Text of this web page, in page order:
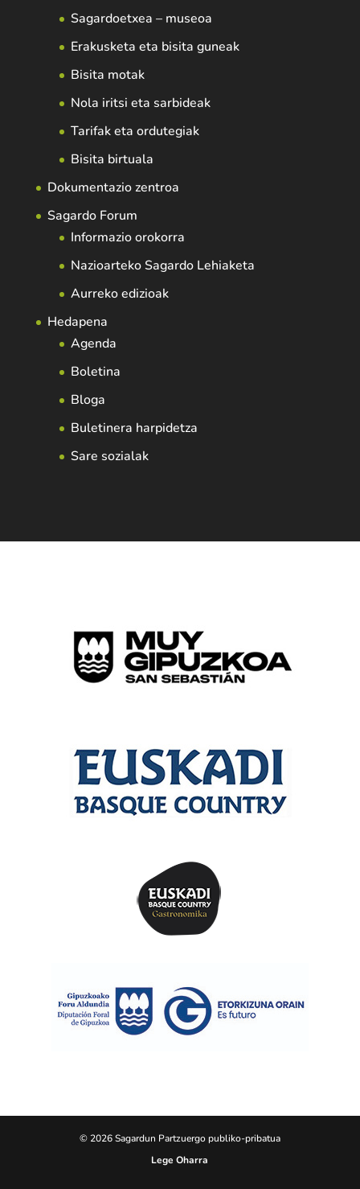
Sagardoetxea – museoa
Erakusketa eta bisita guneak
Bisita motak
Nola iritsi eta sarbideak
Tarifak eta ordutegiak
Bisita birtuala
Dokumentazio zentroa
Sagardo Forum
Informazio orokorra
Nazioarteko Sagardo Lehiaketa
Aurreko edizioak
Hedapena
Agenda
Boletina
Bloga
Buletinera harpidetza
Sare sozialak
© 2026 Sagardun Partzuergo publiko-pribatua
Lege Oharra